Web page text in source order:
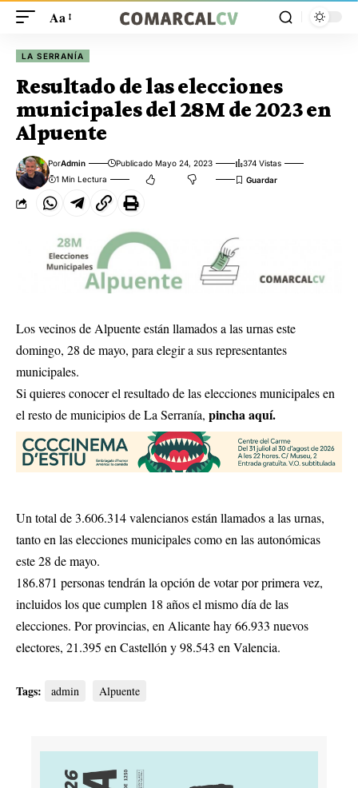
Aa
LA SERRANÍA
Resultado de las elecciones
municipales del 28M de 2023 en
Alpuente
PorAdmin Publicado Mayo 24, 2023
374 Vistas
1 Min Lectura
Los vecinos de Alpuente están llamados a las urnas este
domingo, 28 de mayo, para elegir a sus representantes
municipales.
Si quieres conocer el resultado de las elecciones municipales en
el resto de municipios de La Serranía, pincha aquí.
Un total de 3.606.314 valencianos están llamados a las urnas,
tanto en las elecciones municipales como en las autonómicas
este 28 de mayo.
186.871 personas tendrán la opción de votar por primera vez,
incluidos los que cumplen 18 años el mismo día de las
elecciones. Por provincias, en Alicante hay 66.933 nuevos
electores, 21.395 en Castellón y 98.543 en Valencia.
Tags: admin Alpuente